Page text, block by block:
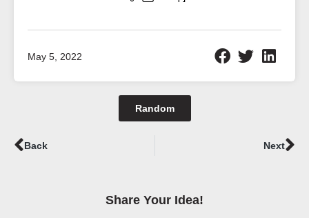
May 5, 2022
Random
Prev
Back Next
Share Your Idea!​